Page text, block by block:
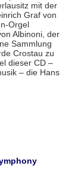
mit der
Graf von
Orgel
Albinoni, der
Sammlung
Crostau zu
dieser CD –
– die Hans